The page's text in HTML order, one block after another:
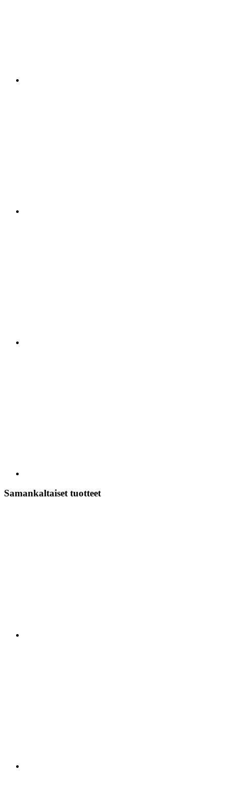
Samankaltaiset tuotteet